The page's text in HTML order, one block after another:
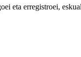
eta erregistroei,